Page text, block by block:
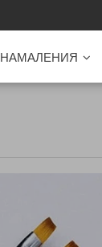
НАМАЛЕНИЯ